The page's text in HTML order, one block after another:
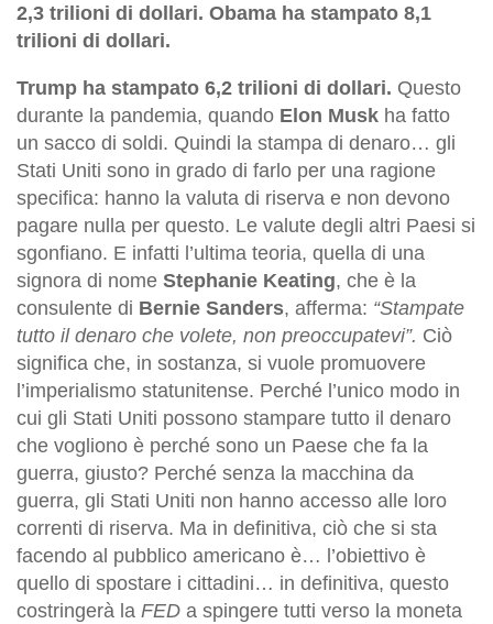
2,3 trilioni di dollari. Obama ha stampato 8,1
trilioni di dollari.
Trump ha stampato 6,2 trilioni di dollari. Questo
durante la pandemia, quando Elon Musk ha fatto
un sacco di soldi. Quindi la stampa di denaro… gli
Stati Uniti sono in grado di farlo per una ragione
specifica: hanno la valuta di riserva e non devono
pagare nulla per questo. Le valute degli altri Paesi si
sgonfiano. E infatti l’ultima teoria, quella di una
signora di nome Stephanie Keating, che è la
consulente di Bernie Sanders, afferma: “Stampate
tutto il denaro che volete, non preoccupatevi”. Ciò
significa che, in sostanza, si vuole promuovere
l’imperialismo statunitense. Perché l’unico modo in
cui gli Stati Uniti possono stampare tutto il denaro
che vogliono è perché sono un Paese che fa la
guerra, giusto? Perché senza la macchina da
guerra, gli Stati Uniti non hanno accesso alle loro
correnti di riserva. Ma in definitiva, ciò che si sta
facendo al pubblico americano è… l’obiettivo è
quello di spostare i cittadini… in definitiva, questo
costringerà la FED a spingere tutti verso la moneta